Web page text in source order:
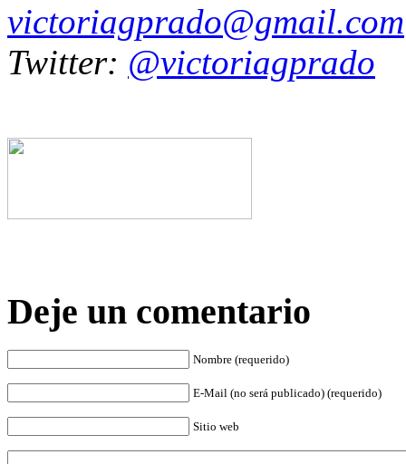
victoriagprado@gmail.com
Twitter: @victoriagprado
Deje un comentario
Nombre (requerido)
E-Mail (no será publicado) (requerido)
Sitio web